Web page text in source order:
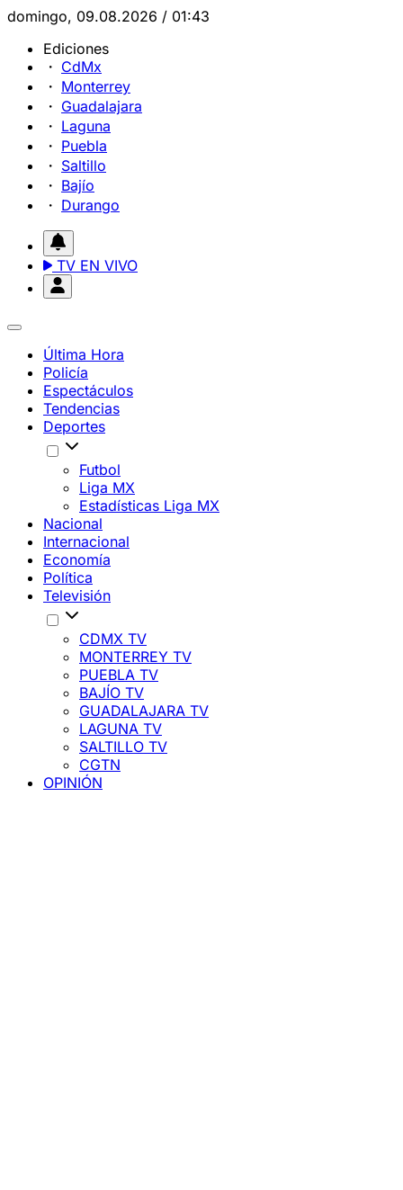
domingo, 09.08.2026 / 01:43
Ediciones
CdMx
Monterrey
Guadalajara
Laguna
Puebla
Saltillo
Bajío
Durango
TV EN VIVO
Última Hora
Policía
Espectáculos
Tendencias
Deportes
Futbol
Liga MX
Estadísticas Liga MX
Nacional
Internacional
Economía
Política
Televisión
CDMX TV
MONTERREY TV
PUEBLA TV
BAJÍO TV
GUADALAJARA TV
LAGUNA TV
SALTILLO TV
CGTN
OPINIÓN